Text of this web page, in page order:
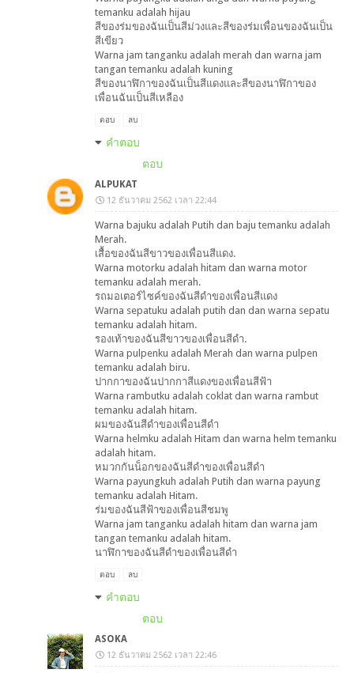
temanku adalah hijau
สีของร่มของฉันเป็นสีม่วงและสีของร่มเพื่อนของฉันเป็น
สีเขียว
Warna jam tanganku adalah merah dan warna jam
tangan temanku adalah kuning
สีของนาฬิกาของฉันเป็นสีแดงและสีของนาฬิกาของ
เพื่อนฉันเป็นสีเหลือง
ตอบ ลบ
คำตอบ
ตอบ
ALPUKAT
12 ธันวาคม 2562 เวลา 22:44
Warna bajuku adalah Putih dan baju temanku adalah
Merah.
เสื้อของฉันสีขาวของเพื่อนสีแดง.
Warna motorku adalah hitam dan warna motor
temanku adalah merah.
รถมอเตอร์ไซค์ของฉันสีดำของเพื่อนสีแดง
Warna sepatuku adalah putih dan dan warna sepatu
temanku adalah hitam.
รองเท้าของฉันสีขาวของเพื่อนสีดำ.
Warna pulpenku adalah Merah dan warna pulpen
temanku adalah biru.
ปากกาของฉันปากกาสีแดงของเพื่อนสีฟ้า
Warna rambutku adalah coklat dan warna rambut
temanku adalah hitam.
ผมของฉันสีดำของเพื่อนสีดำ
Warna helmku adalah Hitam dan warna helm temanku
adalah hitam.
หมวกกันน็อกของฉันสีดำของเพื่อนสีดำ
Warna payungkuh adalah Putih dan warna payung
temanku adalah Hitam.
ร่มของฉันสีฟ้าของเพื่อนสีชมพู
Warna jam tanganku adalah hitam dan warna jam
tangan temanku adalah hitam.
นาฬิกาของฉันสีดำของเพื่อนสีดำ
ตอบ ลบ
คำตอบ
ตอบ
ASOKA
12 ธันวาคม 2562 เวลา 22:46